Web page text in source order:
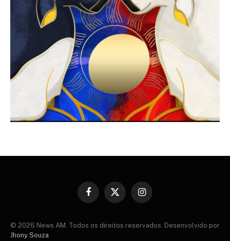
Facebook
X
Instagram
© 2026 News AM. Todos os direitos reservados. Desenvolvido por
Jhony Souza